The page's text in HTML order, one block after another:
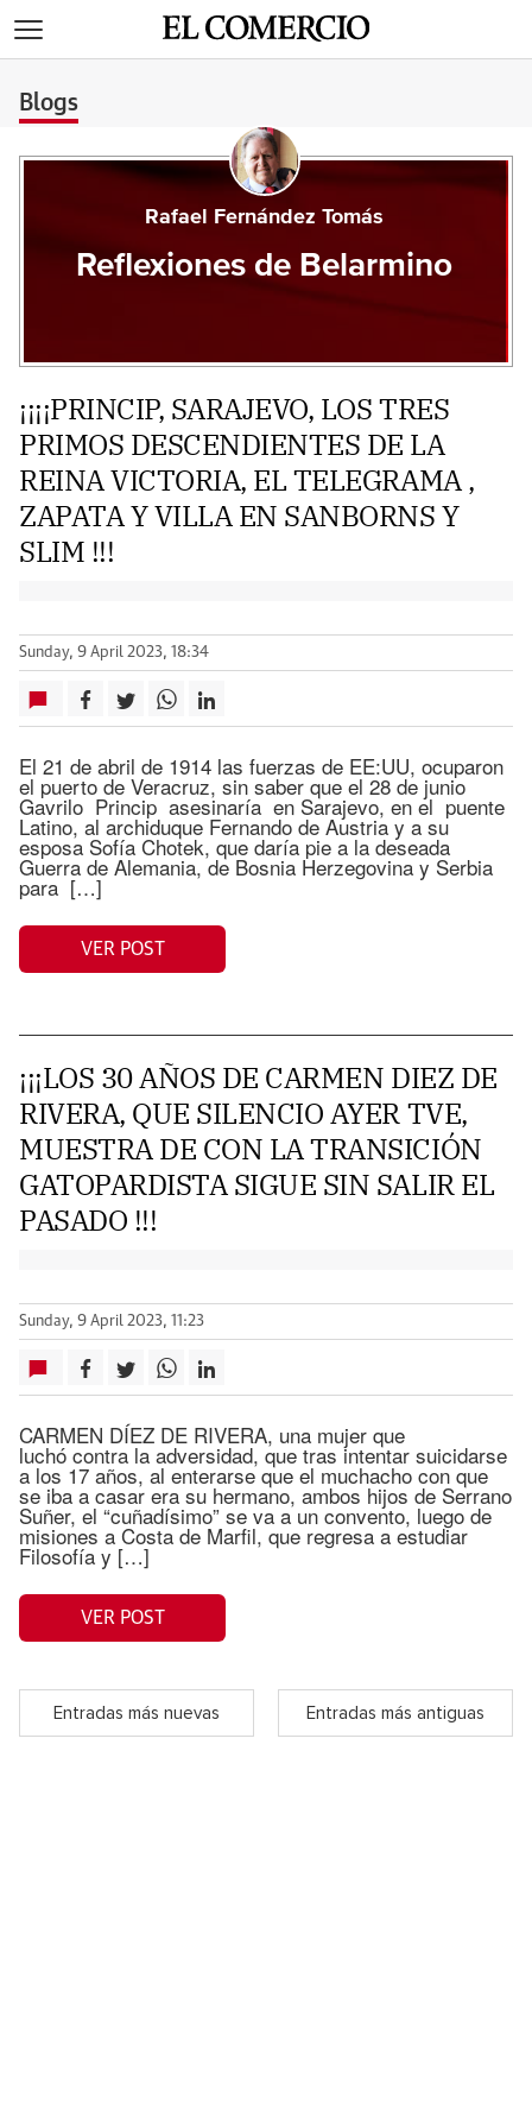
Blogs
Rafael Fernández Tomás
Reflexiones de Belarmino
¡¡¡¡PRINCIP, SARAJEVO, LOS TRES
PRIMOS DESCENDIENTES DE LA
REINA VICTORIA, EL TELEGRAMA ,
ZAPATA Y VILLA EN SANBORNS Y
SLIM !!!
Sunday, 9 April 2023, 18:34
El 21 de abril de 1914 las fuerzas de EE:UU, ocuparon
el puerto de Veracruz, sin saber que el 28 de junio
Gavrilo Princip asesinaría en Sarajevo, en el puente
Latino, al archiduque Fernando de Austria y a su
esposa Sofía Chotek, que daría pie a la deseada
Guerra de Alemania, de Bosnia Herzegovina y Serbia
para […]
VER POST
¡¡¡LOS 30 AÑOS DE CARMEN DIEZ DE
RIVERA, QUE SILENCIO AYER TVE,
MUESTRA DE CON LA TRANSICIÓN
GATOPARDISTA SIGUE SIN SALIR EL
PASADO !!!
Sunday, 9 April 2023, 11:23
CARMEN DÍEZ DE RIVERA, una mujer que
luchó contra la adversidad, que tras intentar suicidarse
a los 17 años, al enterarse que el muchacho con que
se iba a casar era su hermano, ambos hijos de Serrano
Suñer, el “cuñadísimo” se va a un convento, luego de
misiones a Costa de Marfil, que regresa a estudiar
Filosofía y […]
VER POST
Entradas más nuevas Entradas más antiguas